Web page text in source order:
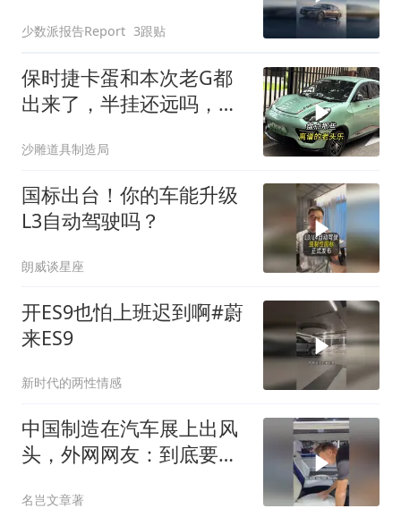
少数派报告Report 3跟贴
保时捷卡蛋和本次老G都
出来了，半挂还远吗，盘
沙雕道具制造局
国标出台！你的车能升级
L3自动驾驶吗？
朗威谈星座
开ES9也怕上班迟到啊#蔚
来ES9
新时代的两性情感
中国制造在汽车展上出风
头，外网网友：到底要进
名岂文章著